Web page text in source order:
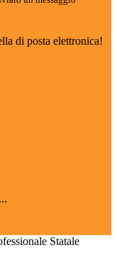
di posta elettronica!